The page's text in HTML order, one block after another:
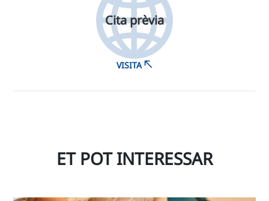
Cita prèvia
VISITA
ET POT INTERESSAR